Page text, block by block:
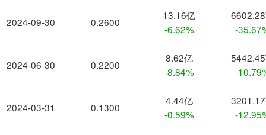
2024-09-30
2024-06-30
2024-03-31
0.2600
13.16亿
-6.62%
-
0.2200
8.62亿
-8.84%
-
0.1300
4.44亿
-0.59%
-